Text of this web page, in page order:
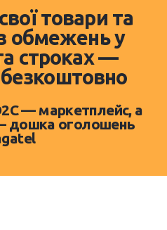
товари та
обмежень у
строках —
— маркетплейс, а
дошка оголошень